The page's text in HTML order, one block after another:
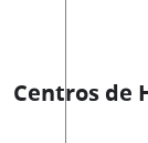
Centros de